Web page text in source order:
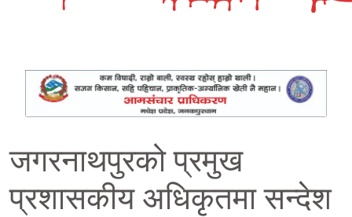
जगरनाथपुरको प्रमुख
प्रशासकीय अधिकृतमा सन्देश